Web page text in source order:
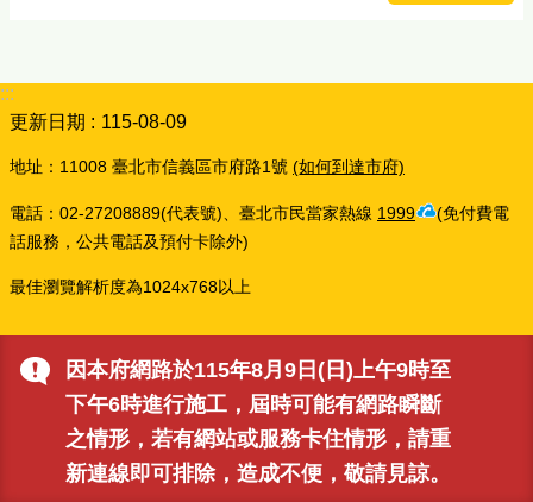
因本府網路於115年8月9日(日)上午9時至
下午6時進行施工，屆時可能有網路瞬斷
之情形，若有網站或服務卡住情形，請重
新連線即可排除，造成不便，敬請見諒。
:::
更新日期
115-08-09
地址：11008 臺北市信義區市府路1號 (如何到達市府)
電話：02-27208889(代表號)、臺北市民當家熱線 1999
(免付費電
話服務，公共電話及預付卡除外)
最佳瀏覽解析度為1024x768以上